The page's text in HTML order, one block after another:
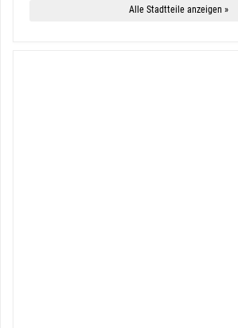
Alle Stadtteile anzeigen »